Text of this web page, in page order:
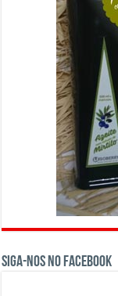
Siga-nos no Facebook